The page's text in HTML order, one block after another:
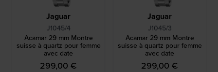
Jaguar
J1045/4
Acamar 29 mm Montre
suisse à quartz pour femme
avec date
299,00 €
Jaguar
J1045/3
Acamar 29 mm Montre
suisse à quartz pour femme
avec date
299,00 €